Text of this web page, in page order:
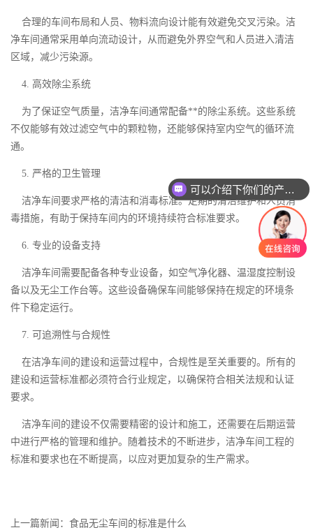
合理的车间布局和人员、物料流向设计能有效避免交叉污染。洁
净车间通常采用单向流动设计，从而避免外界空气和人员进入清洁
区域，减少污染源。
4. 高效除尘系统
为了保证空气质量，洁净车间通常配备**的除尘系统。这些系统
不仅能够有效过滤空气中的颗粒物，还能够保持室内空气的循环流
通。
5. 严格的卫生管理
洁净车间要求严格的清洁和消毒标准。定期的清洁维护和人员消
毒措施，有助于保持车间内的环境持续符合标准要求。
6. 专业的设备支持
洁净车间需要配备各种专业设备，如空气净化器、温湿度控制设
备以及无尘工作台等。这些设备确保车间能够保持在规定的环境条
件下稳定运行。
7. 可追溯性与合规性
在洁净车间的建设和运营过程中，合规性是至关重要的。所有的
建设和运营标准都必须符合行业规定，以确保符合相关法规和认证
要求。
洁净车间的建设不仅需要精密的设计和施工，还需要在后期运营
中进行严格的管理和维护。随着技术的不断进步，洁净车间工程的
标准和要求也在不断提高，以应对更加复杂的生产需求。
上一篇新闻： 食品无尘车间的标准是什么